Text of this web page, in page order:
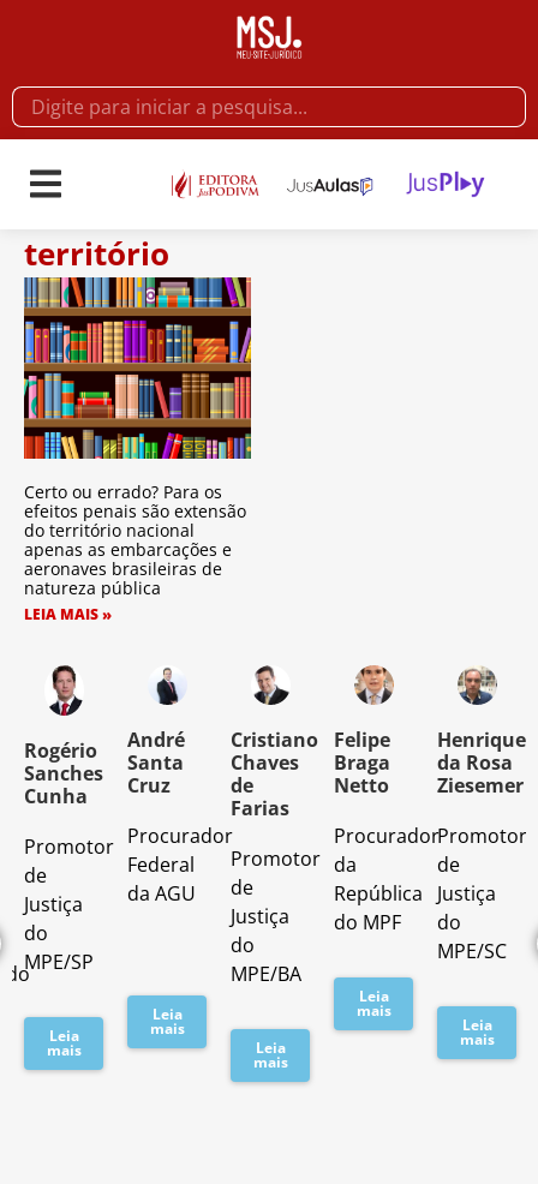
território
Certo ou errado? Para os
efeitos penais são extensão
do território nacional
apenas as embarcações e
aeronaves brasileiras de
natureza pública
LEIA MAIS »
Rogério
Sanches
Cunha
Promotor
de
Justiça
do
MPE/SP
Leia
mais
André
Santa
Cruz
Procurador
Federal
da AGU
Leia
mais
Cristiano
Chaves
de
Farias
Promotor
de
Justiça
do
MPE/BA
Leia
mais
Felipe
Braga
Netto
Procurador
da
República
do MPF
Leia
mais
Henrique
da Rosa
Ziesemer
Promotor
de
Justiça
do
MPE/SC
Leia
mais